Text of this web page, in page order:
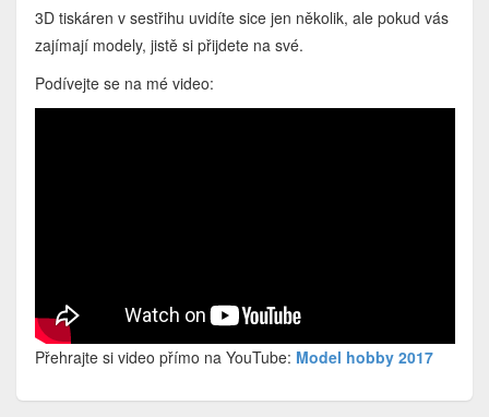
3D tiskáren v sestřihu uvidíte sice jen několik, ale pokud vás
zajímají modely, jistě si přijdete na své.
Podívejte se na mé video:
Přehrajte si video přímo na YouTube: Model hobby 2017